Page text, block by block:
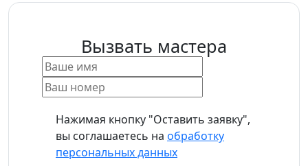
Вызвать мастера
Нажимая кнопку "Оставить заявку",
вы соглашаетесь на обработку
персональных данных